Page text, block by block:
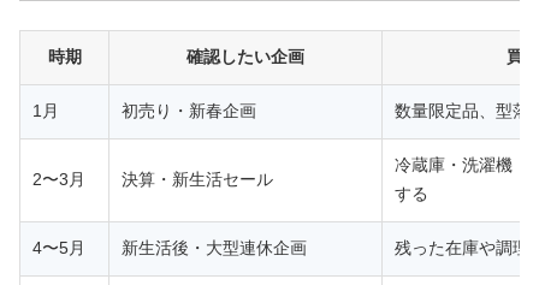
時期 確認したい企画 買
1月 初売り・新春企画 数量限定品、型落
2〜3月 決算・新生活セール
冷蔵庫・洗濯機・
する
4〜5月 新生活後・大型連休企画 残った在庫や調理